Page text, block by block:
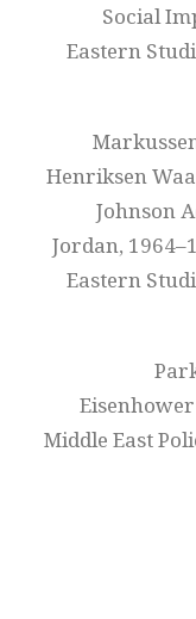
Social
Eastern
49-
Henriksen
Johnson
Jordan,
Eastern
50-
Middle East